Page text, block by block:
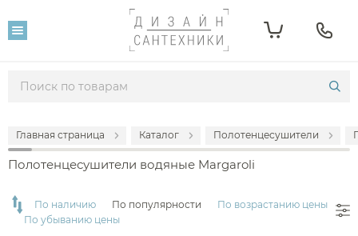
Главная страница Каталог Полотенцесушители
Полотенцесушители водяные Margaroli
Фильтр
34 307 401 190
По наличию По популярности
По возрастанию цены
По убыванию цены